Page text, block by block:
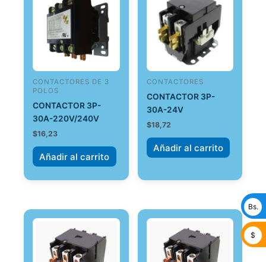
CONTACTORES DE 3
POLOS
CONTACTOR 3P-
30A-220V/240V
$16,23
Añadir al carrito
CONTACTORES
CONTACTOR 3P-
30A-24V
$18,72
Añadir al carrito
Bs.
$